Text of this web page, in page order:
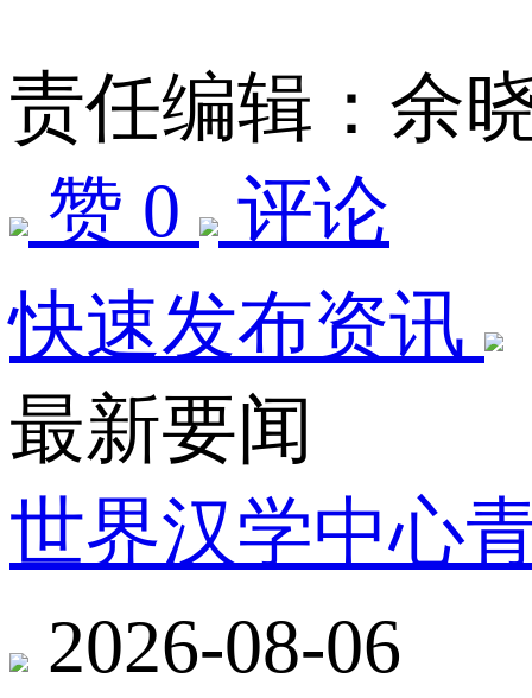
责任编辑：余
赞 0
评论
快速发布资讯
最新要闻
世界汉学中心
2026-08-06